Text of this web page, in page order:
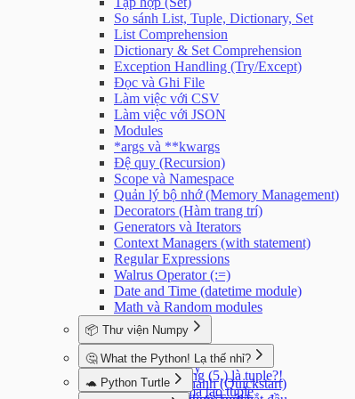
Bài tập Modules - Nâng cao
Bài tập Sử dụng hàm print()
So sánh List, Tuple, Dictionary, Set
List Comprehension
Dictionary & Set Comprehension
Exception Handling (Try/Except)
Đọc và Ghi File
Làm việc với CSV
Làm việc với JSON
Modules
*args và **kwargs
Đệ quy (Recursion)
Scope và Namespace
Quản lý bộ nhớ (Memory Management)
Decorators (Hàm trang trí)
Generators và Iterators
Context Managers (with statement)
Regular Expressions
Walrus Operator (:=)
Date and Time (datetime module)
Math và Random modules
📦 Thư viện Numpy
Giới thiệu về NumPy
Cài đặt NumPy
Hướng dẫn nhanh (Quickstart)
🤔 What the Python! Lạ thế nhỉ?
(5) là int, nhưng (5,) là tuple?!
Trailing comma tạo tuple
🐢 Python Turtle